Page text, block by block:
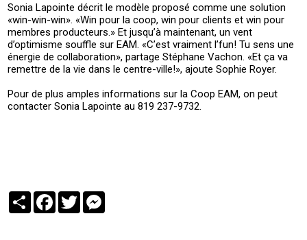
Sonia Lapointe décrit le modèle proposé comme une solution
«win-win-win». «Win pour la coop, win pour clients et win pour
membres producteurs.» Et jusqu’à maintenant, un vent
d’optimisme souffle sur EAM. «C’est vraiment l’fun! Tu sens une
énergie de collaboration», partage Stéphane Vachon. «Et ça va
remettre de la vie dans le centre-ville!», ajoute Sophie Royer.
Pour de plus amples informations sur la Coop EAM, on peut
contacter Sonia Lapointe au 819 237-9732.
PartagerFacebook
Twitter